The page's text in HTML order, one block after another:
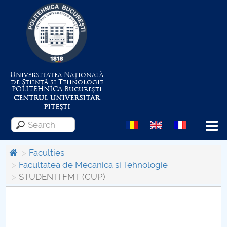
Universitatea Națională
de Știință și Tehnologie
POLITEHNICABucurești
CENTRUL UNIVERSITAR
PITEȘTI
Menu
About the University
Faculties
Facultatea de Mecanica si Tehnologie
STUDENTI FMT (CUP)